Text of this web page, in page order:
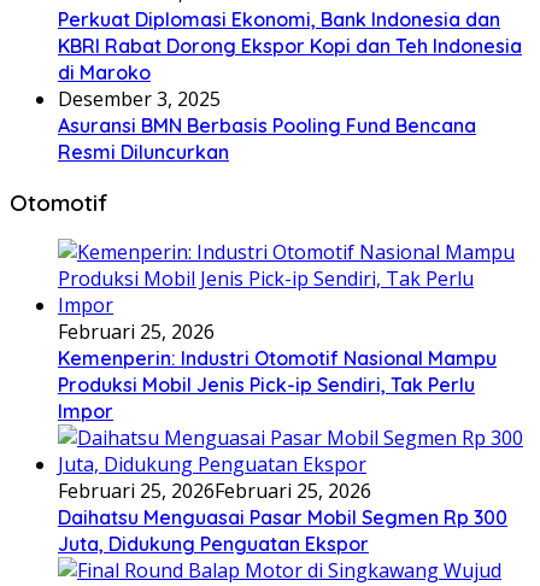
Perkuat Diplomasi Ekonomi, Bank Indonesia dan
KBRI Rabat Dorong Ekspor Kopi dan Teh Indonesia
di Maroko
Desember 3, 2025
Asuransi BMN Berbasis Pooling Fund Bencana
Resmi Diluncurkan
Otomotif
Februari 25, 2026
Kemenperin: Industri Otomotif Nasional Mampu
Produksi Mobil Jenis Pick-ip Sendiri, Tak Perlu
Impor
Februari 25, 2026Februari 25, 2026
Daihatsu Menguasai Pasar Mobil Segmen Rp 300
Juta, Didukung Penguatan Ekspor